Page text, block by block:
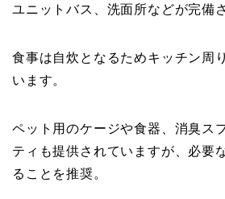
ユニットバス、洗面所などが完備
食事は自炊となるためキッチン周
います。
ペット用のケージや食器、消臭ス
ティも提供されていますが、必要
ることを推奨。